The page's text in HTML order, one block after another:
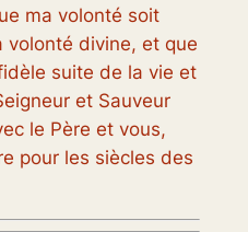
ma volonté soit
volonté divine, et que
suite de la vie et
et Sauveur
le Père et vous,
pour les siècles des